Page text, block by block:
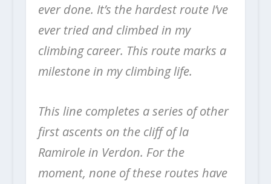
ever done. It’s the hardest route I’ve
ever tried and climbed in my
climbing career. This route marks a
milestone in my climbing life.
This line completes a series of other
first ascents on the cliff of la
Ramirole in Verdon. For the
moment, none of these routes have